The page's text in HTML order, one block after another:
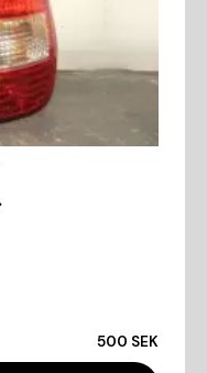
500 SEK